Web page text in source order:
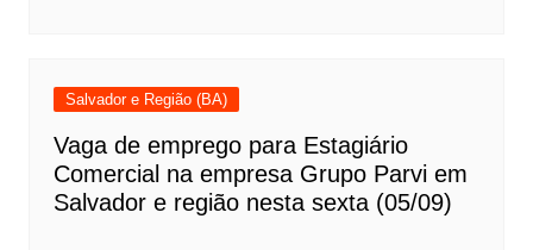
Salvador e Região (BA)
Vaga de emprego para Estagiário
Comercial na empresa Grupo Parvi em
Salvador e região nesta sexta (05/09)